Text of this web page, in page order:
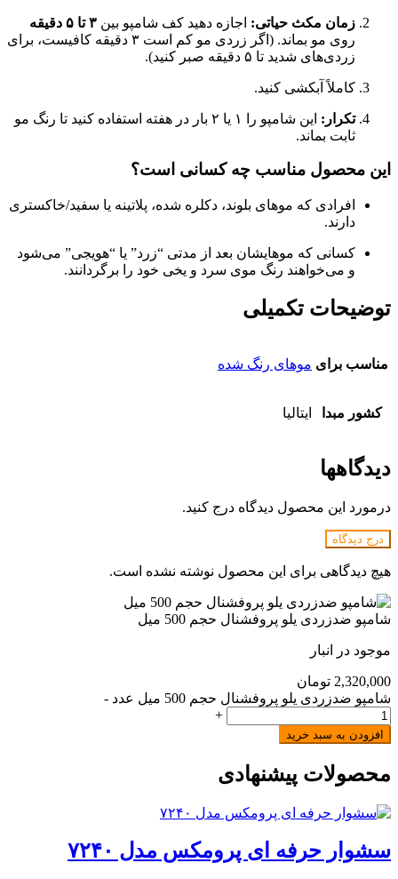
زمان مکث حیاتی: اجازه دهید کف شامپو بین ۳ تا ۵ دقیقه
روی مو بماند. (اگر زردی مو کم است ۳ دقیقه کافیست، برای
زردی‌های شدید تا ۵ دقیقه صبر کنید).
کاملاً آبکشی کنید.
تکرار:
این شامپو را ۱ یا ۲ بار در هفته استفاده کنید تا رنگ مو
ثابت بماند.
این محصول مناسب چه کسانی است؟
افرادی که موهای بلوند، دکلره شده، پلاتینه یا سفید/خاکستری
دارند.
کسانی که موهایشان بعد از مدتی “زرد” یا “هویجی” می‌شود
و می‌خواهند رنگ موی سرد و یخی خود را برگردانند.
توضیحات تکمیلی
مناسب برای موهای رنگ شده
کشور مبدا ایتالیا
دیدگاهها
درمورد این محصول دیدگاه درج کنید.
درج دیدگاه
هیچ دیدگاهی برای این محصول نوشته نشده است.
شامپو ضدزردی یلو پروفشنال حجم 500 میل
موجود در انبار
2,320,000 تومان
شامپو ضدزردی یلو پروفشنال حجم 500 میل عدد
-
+
افزودن به سبد خرید
محصولات پیشنهادی
سشوار حرفه ای پرومکس مدل ۷۲۴۰